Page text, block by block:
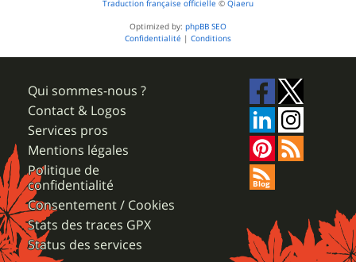
Traduction française officielle © Qiaeru
Optimized by: phpBB SEO
Confidentialité | Conditions
Qui sommes-nous ?
Contact & Logos
Services pros
Mentions légales
Politique de
confidentialité
Consentement / Cookies
Stats des traces GPX
Status des services